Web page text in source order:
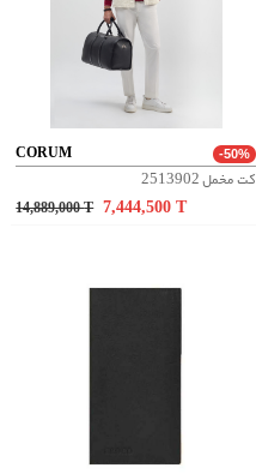
CORUM -50%
کت مخمل 2513902
14,889,000T 7,444,500T